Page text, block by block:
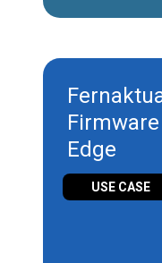
Edge
USE CASE